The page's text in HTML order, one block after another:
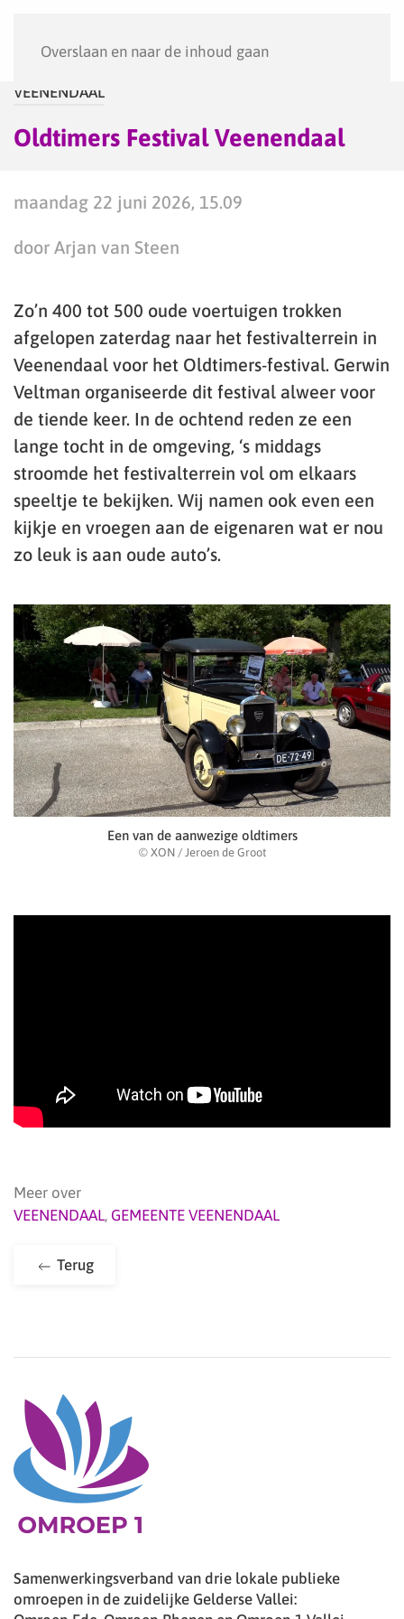
Overslaan en naar de inhoud gaan
VEENENDAAL
Oldtimers Festival Veenendaal
maandag 22 juni 2026, 15.09
door Arjan van Steen
Zo’n 400 tot 500 oude voertuigen trokken
afgelopen zaterdag naar het festivalterrein in
Veenendaal voor het Oldtimers-festival. Gerwin
Veltman organiseerde dit festival alweer voor
de tiende keer. In de ochtend reden ze een
lange tocht in de omgeving, ‘s middags
stroomde het festivalterrein vol om elkaars
speeltje te bekijken. Wij namen ook even een
kijkje en vroegen aan de eigenaren wat er nou
zo leuk is aan oude auto’s.
Een van de aanwezige oldtimers
© XON / Jeroen de Groot
Meer over
VEENENDAAL, GEMEENTE VEENENDAAL
Terug
Samenwerkingsverband van drie lokale publieke
omroepen in de zuidelijke Gelderse Vallei: